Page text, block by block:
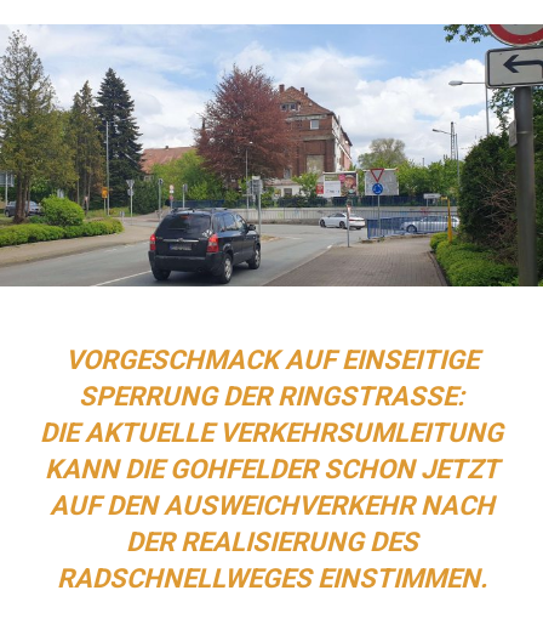
VORGESCHMACK AUF EINSEITIGE
SPERRUNG DER RINGSTRASSE:
DIE AKTUELLE VERKEHRSUMLEITUNG
KANN DIE GOHFELDER SCHON JETZT
AUF DEN AUSWEICHVERKEHR NACH
DER REALISIERUNG DES
RADSCHNELLWEGES EINSTIMMEN.